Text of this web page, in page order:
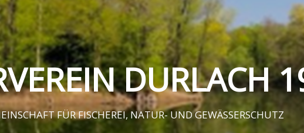
DURLACH
FÜR FISCHEREI, NATUR- UND GEWÄSSERSCHUTZ